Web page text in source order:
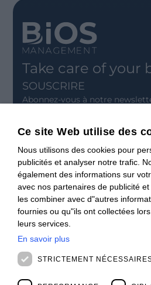
Take care of your
SOUSCRIRE
Abonnez-vous à notre
CONTACT
Offices
Contact us
Open positions
STAY UPDATED
Webinars
Past Webinars
News & Events
Past Events
Ce site Web utilise des
Nous utilisons des cookies pour
publicités et analyser notre trafic.
également des informations sur
avec nos partenaires de publicité
les combiner avec d"autres
fournies ou qu"ils ont collectées
leurs services.
En savoir plus
STRICTEMENT